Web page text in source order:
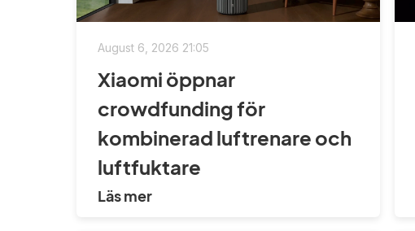
August 6, 2026 21:05
Xiaomi öppnar
crowdfunding för
kombinerad luftrenare och
luftfuktare
Läs mer